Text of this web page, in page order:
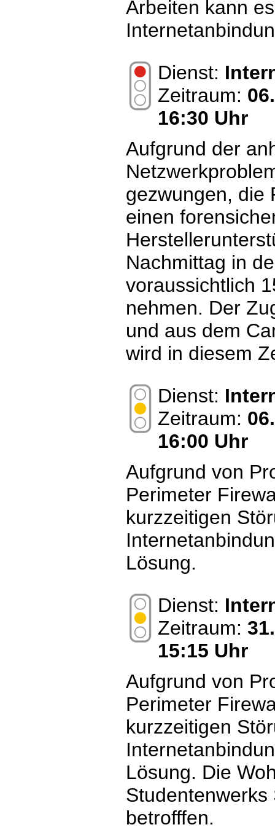
Arbeiten kann
Dienst:
Zeitraum:
16:30 Uhr
Aufgrund der
gezwungen, die
einen
Nachmittag in
voraussichtlich
nehmen. Der
und aus dem
wird in diesem
Dienst:
Zeitraum:
16:00 Uhr
Aufgrund von
Perimeter
kurzzeitigen
Lösung.
Dienst:
Zeitraum:
15:15 Uhr
Aufgrund von
Perimeter
kurzzeitigen
Lösung. Die
betrofffen.